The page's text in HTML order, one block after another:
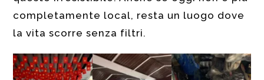
completamente local, resta un luogo dove
la vita scorre senza filtri.